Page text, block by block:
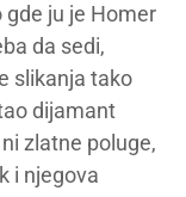
gde ju je Homer
da sedi,
slikanja tako
dijamant
zlatne poluge,
i njegova